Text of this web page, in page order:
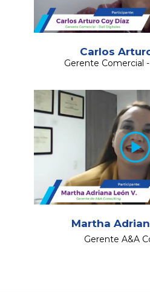
Carlos
Gerente Comercial
Martha
Gerente A&A